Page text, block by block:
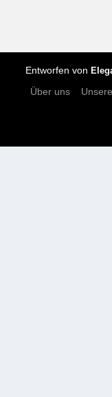
Entworfen von
Über uns